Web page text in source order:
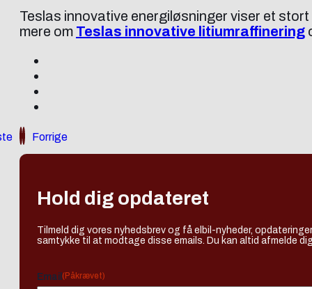
Teslas innovative energiløsninger viser et
mere om Teslas innovative litiumraffinering
Forrige
Hold dig opdateret
Tilmeld dig vores nyhedsbrev og få elbil-nyheder,
samtykke til at modtage disse emails. Du kan altid afmelde
Email (Påkrævet)